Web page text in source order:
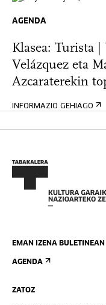
AGENDA
Klasea: Turista |
Velázquez eta
Azcaraterekin
INFORMAZIO GEHIAGO
EMAN IZENA BULETINEAN
AGENDA
ZATOZ